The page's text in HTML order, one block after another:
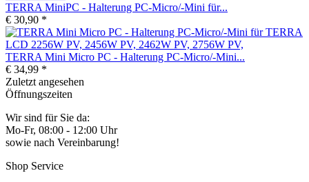
TERRA MiniPC - Halterung PC-Micro/-Mini für...
€ 30,90 *
TERRA Mini Micro PC - Halterung PC-Micro/-Mini...
€ 34,99 *
Zuletzt angesehen
Öffnungszeiten
Wir sind für Sie da:
Mo-Fr, 08:00 - 12:00 Uhr
sowie nach Vereinbarung!
Shop Service